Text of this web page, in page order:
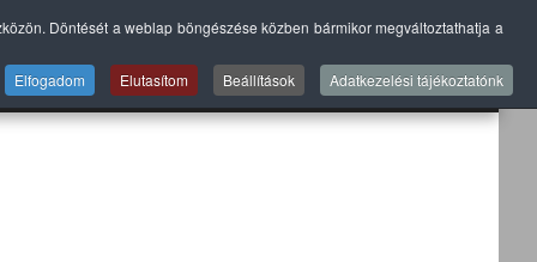
Döntését a weblap böngészése közben bármikor megváltoztathatja a
Elfogadom Elutasítom Beállítások Adatkezelési tájékoztatónk